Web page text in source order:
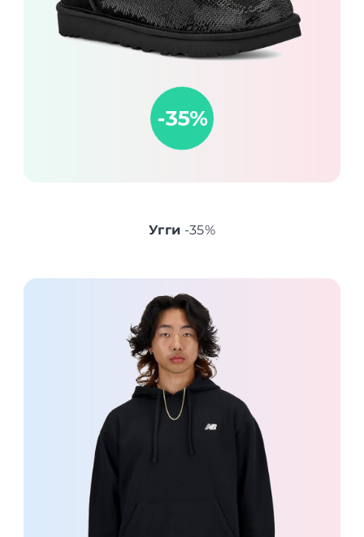
Угги -35%